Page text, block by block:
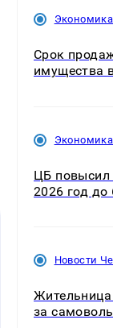
Экономика
Срок
имущества
Экономика
ЦБ повысил
2026 год до
Новости
за